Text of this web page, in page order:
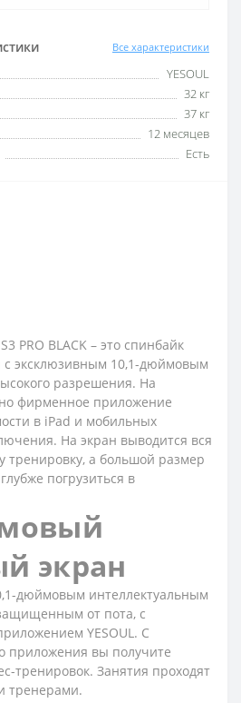
Все характеристики
YESOUL
32 кг
37 кг
12 месяцев
Есть
PRO BLACK – это спинбайк
с эксклюзивным 10,1-дюймовым
разрешения. На
фирменное приложение
в iPad и мобильных
На экран выводится вся
а большой размер
погрузиться в
экран
дюймовым интеллектуальным
от пота, с
YESOUL. С
вы получите
тренировок. Занятия проходят
тренерами.